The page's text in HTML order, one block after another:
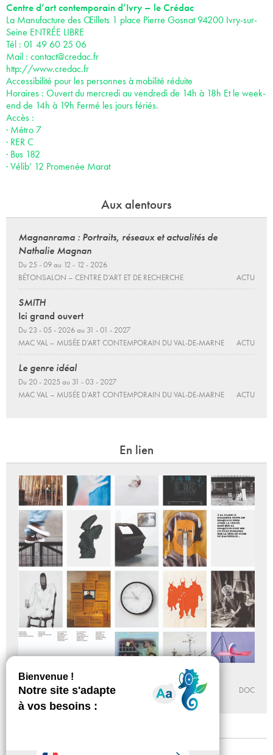
Centre d’art contemporain d’Ivry – le Crédac
La Manufacture des Œillets 1 place Pierre Gosnat 94200 Ivry-sur-
Seine ENTRÉE LIBRE
Tél : 01 49 60 25 06
Mail : contact@credac.fr
http://www.credac.fr
Accessibilité pour les personnes à mobilité réduite
Horaires : Ouvert du mercredi au vendredi de 14h à 18h Et le week-
end de 14h à 19h Fermé les jours fériés.
Accès :
· Métro 7
· RER C
· Bus 182
· Vélib’ 12 Promenée Marat
Aux alentours
Magnanrama : Portraits, réseaux et actualités de
Nathalie Magnan
Du 25 - 09 au 12 - 12 - 2026
BÉTONSALON – CENTRE D’ART ET DE RECHERCHE
ACTU
SMITH
Ici grand ouvert
Du 23 - 05 - 2026 au 31 - 01 - 2027
MAC VAL – MUSÉE D’ART CONTEMPORAIN DU VAL-DE-MARNE
ACTU
Le genre idéal
Du 20 - 2025 au 31 - 03 - 2027
MAC VAL – MUSÉE D’ART CONTEMPORAIN DU VAL-DE-MARNE
ACTU
En lien
Affiches 10 ans du plateau
FRAC ÎLE-DE-FRANCE – LE PLATEAU DOC